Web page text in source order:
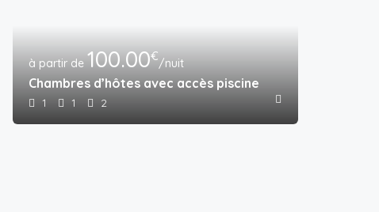
100.00€/nuit
Chambres d’hôtes avec accès piscine et options demi-
1 1 2